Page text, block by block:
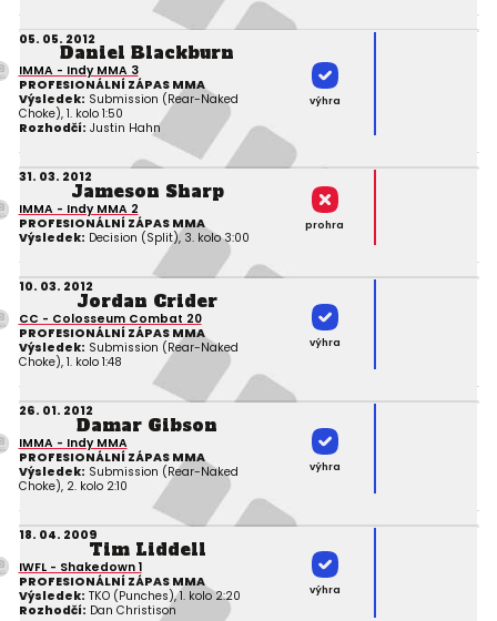
05. 05. 2012
Daniel Blackburn
IMMA - Indy MMA 3
PROFESIONÁLNÍ ZÁPAS MMA
Výsledek: Submission (Rear-Naked
Choke), 1. kolo 1:50
Rozhodčí: Justin Hahn
výhra
31. 03. 2012
Jameson Sharp
IMMA - Indy MMA 2
PROFESIONÁLNÍ ZÁPAS MMA
Výsledek: Decision (Split), 3. kolo 3:00
prohra
10. 03. 2012
Jordan Crider
CC - Colosseum Combat 20
PROFESIONÁLNÍ ZÁPAS MMA
Výsledek: Submission (Rear-Naked
Choke), 1. kolo 1:48
výhra
26. 01. 2012
Damar Gibson
IMMA - Indy MMA
PROFESIONÁLNÍ ZÁPAS MMA
Výsledek: Submission (Rear-Naked
Choke), 2. kolo 2:10
výhra
18. 04. 2009
Tim Liddell
IWFL - Shakedown 1
PROFESIONÁLNÍ ZÁPAS MMA
Výsledek: TKO (Punches), 1. kolo 2:20
Rozhodčí: Dan Christison
výhra